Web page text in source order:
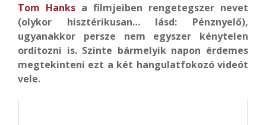
Tom Hanks a filmjeiben rengetegszer nevet
(olykor hisztérikusan… lásd: Pénznyelő),
ugyanakkor persze nem egyszer kénytelen
ordítozni is. Szinte bármelyik napon érdemes
megtekinteni ezt a két hangulatfokozó videót
vele.